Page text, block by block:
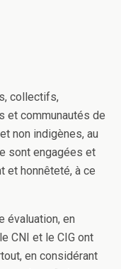
collectifs,
et communautés de
non indigènes, au
sont engagées et
et honnêteté, à ce
évaluation, en
CNI et le CIG ont
en considérant